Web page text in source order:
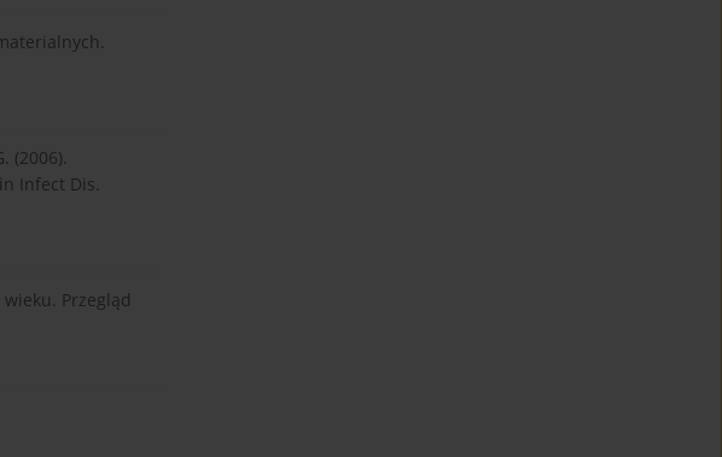
(2006).
Infect Dis.
Przegląd